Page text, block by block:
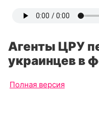
Агенты ЦРУ
украинцев в
Полная версия